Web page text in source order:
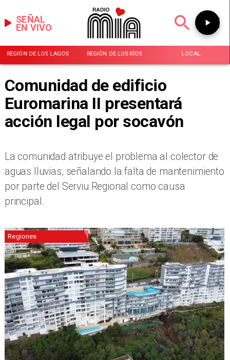
EN VIVO
SEÑAL
REGIÓN DE LOS LAGOS REGIÓN DE LOS RÍOS LOCAL
Comunidad de edificio
Euromarina II presentará
acción legal por socavón
La comunidad atribuye el problema al colector de
aguas lluvias, señalando la falta de mantenimiento
por parte del Serviu Regional como causa
principal.
Regiones